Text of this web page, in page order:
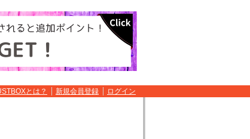
とは？ 新規会員登録 ログイン